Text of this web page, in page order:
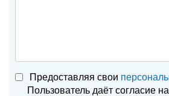
Предоставляя свои
Пользователь даёт согласие